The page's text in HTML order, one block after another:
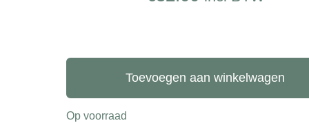
aantal
Toevoegen aan winkelwagen
Op voorraad